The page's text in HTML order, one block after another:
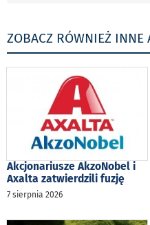
ZOBACZ RÓWNIEŻ INNE
Akcjonariusze AkzoNobel i
Axalta zatwierdzili fuzję
7 sierpnia 2026